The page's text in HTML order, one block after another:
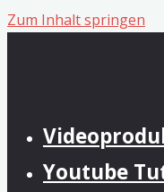
Zum Inhalt springen
Youtube